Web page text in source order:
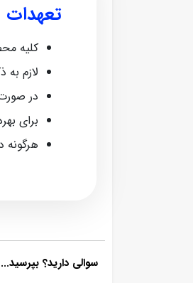
تعهدات
کلیه
لازم
در
برای
هرگونه
سوالی دارید؟ بپرسید...